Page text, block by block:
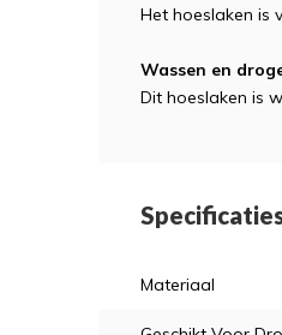
Het hoeslaken is
Wassen en
Dit hoeslaken is
Materiaal